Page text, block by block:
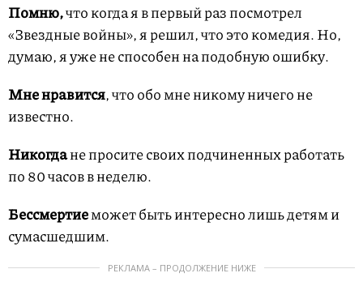
Помню,что когда я в первый раз посмотрел
«Звездные войны», я решил, что это комедия. Но,
думаю, я уже не способен на подобную ошибку.
Мне нравится, что обо мне никому ничего не
известно.
Никогдане просите своих подчиненных работать
по 80 часов в неделю.
Бессмертиеможет быть интересно лишь детям и
сумасшедшим.
РЕКЛАМА – ПРОДОЛЖЕНИЕ НИЖЕ